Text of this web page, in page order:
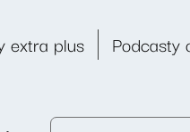
extra plus Podcasty